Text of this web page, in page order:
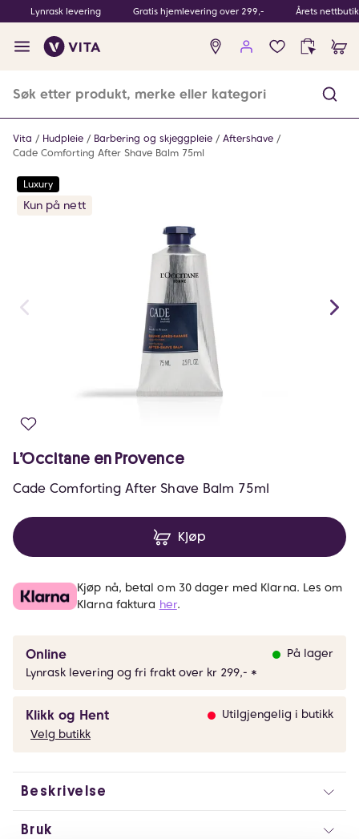
Lynrask levering Gratis hjemlevering over 299,- Årets
Ingen
produkter
Vita Hudpleie Barbering og skjeggpleie
Aftershave
Cade Comforting After Shave Balm 75ml
Luxury
Kun på nett
L’Occitane en Provence
Cade Comforting After Shave Balm 75ml
Kjøp
Kjøp nå, betal om 30 dager med Klarna. Les om
Klarna faktura her.
Online
På lager
Lynrask levering og fri frakt over kr 299,- *
Klikk og Hent
Utilgjengelig i butikk
Velg butikk
Beskrivelse
Bruk